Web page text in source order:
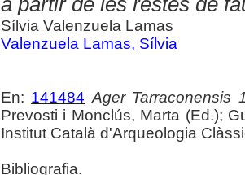
Sílvia Valenzuela Lamas
Valenzuela Lamas, Sílvia
En: 141484 Ager Tarraconensis
Prevosti i Monclús, Marta (Ed.);
Institut Català d'Arqueologia
Bibliografia.